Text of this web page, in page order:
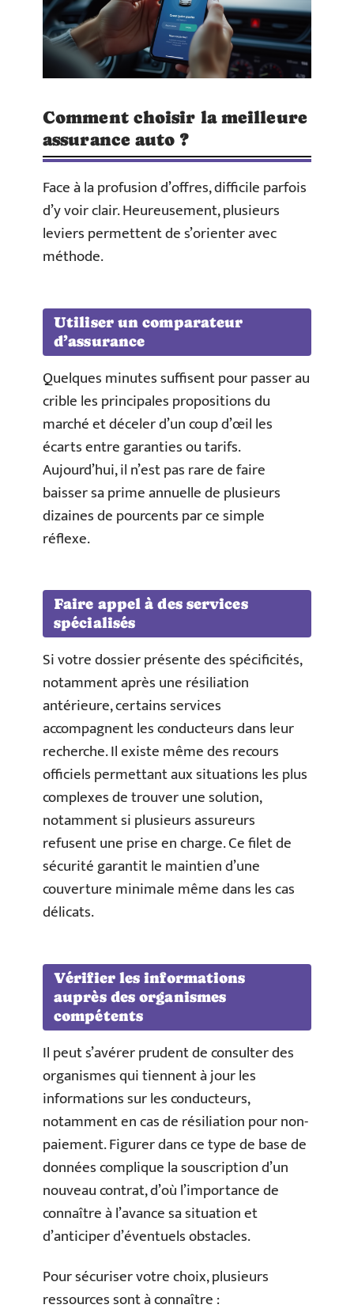
Comment choisir la meilleure
assurance auto ?
Face à la profusion d’offres, difficile parfois
d’y voir clair. Heureusement, plusieurs
leviers permettent de s’orienter avec
méthode.
Utiliser un comparateur
d’assurance
Quelques minutes suffisent pour passer au
crible les principales propositions du
marché et déceler d’un coup d’œil les
écarts entre garanties ou tarifs.
Aujourd’hui, il n’est pas rare de faire
baisser sa prime annuelle de plusieurs
dizaines de pourcents par ce simple
réflexe.
Faire appel à des services
spécialisés
Si votre dossier présente des spécificités,
notamment après une résiliation
antérieure, certains services
accompagnent les conducteurs dans leur
recherche. Il existe même des recours
officiels permettant aux situations les plus
complexes de trouver une solution,
notamment si plusieurs assureurs
refusent une prise en charge. Ce filet de
sécurité garantit le maintien d’une
couverture minimale même dans les cas
délicats.
Vérifier les informations
auprès des organismes
compétents
Il peut s’avérer prudent de consulter des
organismes qui tiennent à jour les
informations sur les conducteurs,
notamment en cas de résiliation pour non-
paiement. Figurer dans ce type de base de
données complique la souscription d’un
nouveau contrat, d’où l’importance de
connaître à l’avance sa situation et
d’anticiper d’éventuels obstacles.
Pour sécuriser votre choix, plusieurs
ressources sont à connaître :